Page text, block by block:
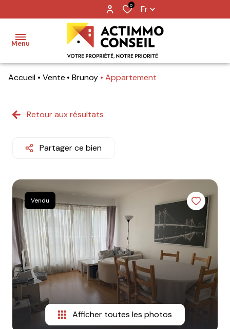
0 Fr
Menu
Ventes
Notre
Nos
metiers
Contact
Accueil Vente Brunoy Appartement
Retour aux résultats
Partager ce bien
Vendu
Afficher toutes les photos